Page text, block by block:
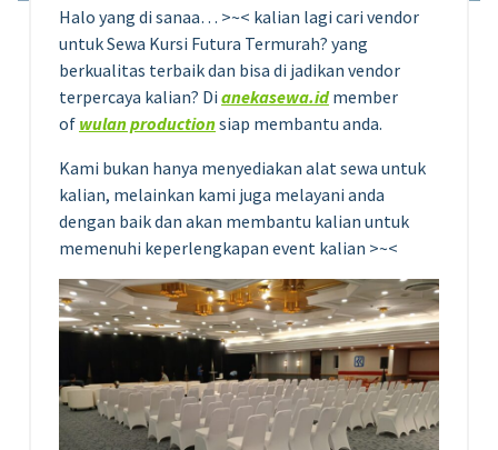
Halo yang di sanaa… >~< kalian lagi cari vendor
untuk Sewa Kursi Futura Termurah? yang
berkualitas terbaik dan bisa di jadikan vendor
terpercaya kalian? Di anekasewa.idmember
of wulan productionsiap membantu anda.
Kami bukan hanya menyediakan alat sewa untuk
kalian, melainkan kami juga melayani anda
dengan baik dan akan membantu kalian untuk
memenuhi keperlengkapan event kalian >~<